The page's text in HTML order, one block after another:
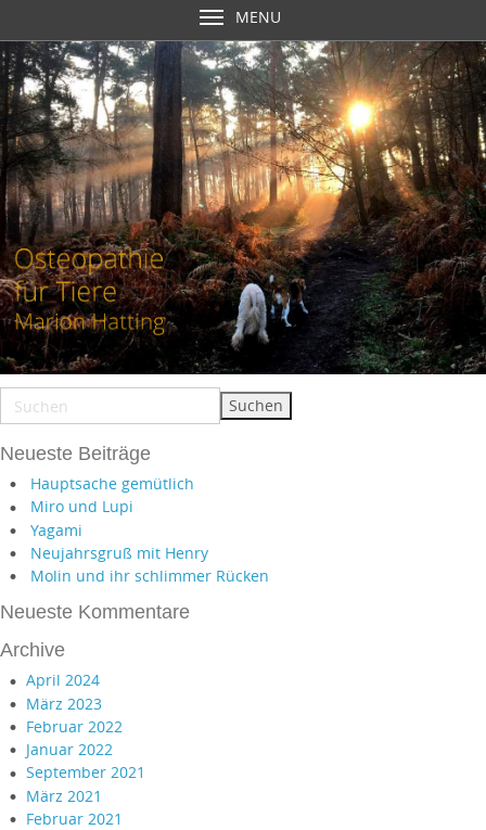
MENU
Neueste Beiträge
Hauptsache gemütlich
Miro und Lupi
Yagami
Neujahrsgruß mit Henry
Molin und ihr schlimmer Rücken
Neueste Kommentare
Archive
April 2024
März 2023
Februar 2022
Januar 2022
September 2021
März 2021
Februar 2021